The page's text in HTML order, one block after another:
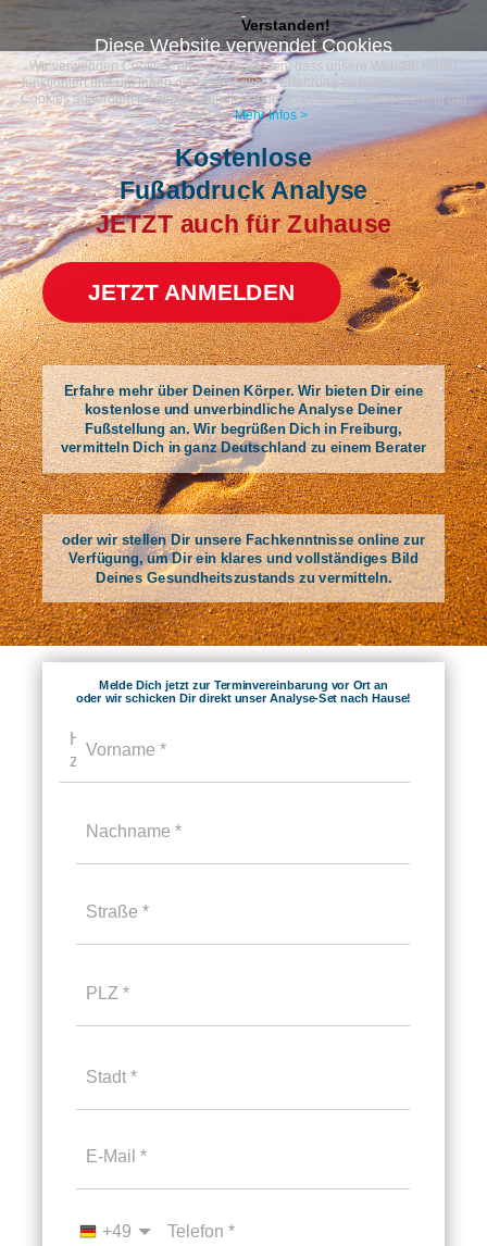
Diese Website verwendet Cookies
Wir verwenden Cookies, um sicherzustellen, dass unsere Website richtig
funktioniert und um Ihnen die bestmögliche Erfahrung zu bieten. Wir nutzen
Cookies außerdem für einige grundlegende Analysen zur Verbesserung der
Website.Mehr Infos >
Verstanden!
Kostenlose
Fußabdruck Analyse
JETZT auchfür Zuhause
Erfahre mehr über Deinen Körper. Wir bieten Dir eine
kostenlose und unverbindliche Analyse Deiner
Fußstellung an. Wir begrüßen Dich in Freiburg,
vermitteln Dich in ganz Deutschland zu einem Berater
oder wir stellen Dir unsere Fachkenntnisse online zur
Verfügung, um Dir ein klares und vollständiges Bild
Deines Gesundheitszustands zu vermitteln.
JETZT ANMELDEN
Melde Dich jetzt zur Terminvereinbarung vor Ort an
oder wir schicken Dir direkt unser Analyse-Set nach Hause!
E-Mail
Nachname
Vorname
Stadt
Straße
PLZ
+49 Telefon
Hier JA eintragen, wenn Sie die Analyse
zu Hause wünschen.